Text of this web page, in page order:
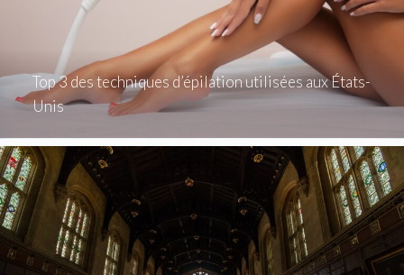
Top 3 des techniques d’épilation utilisées aux États-
Unis